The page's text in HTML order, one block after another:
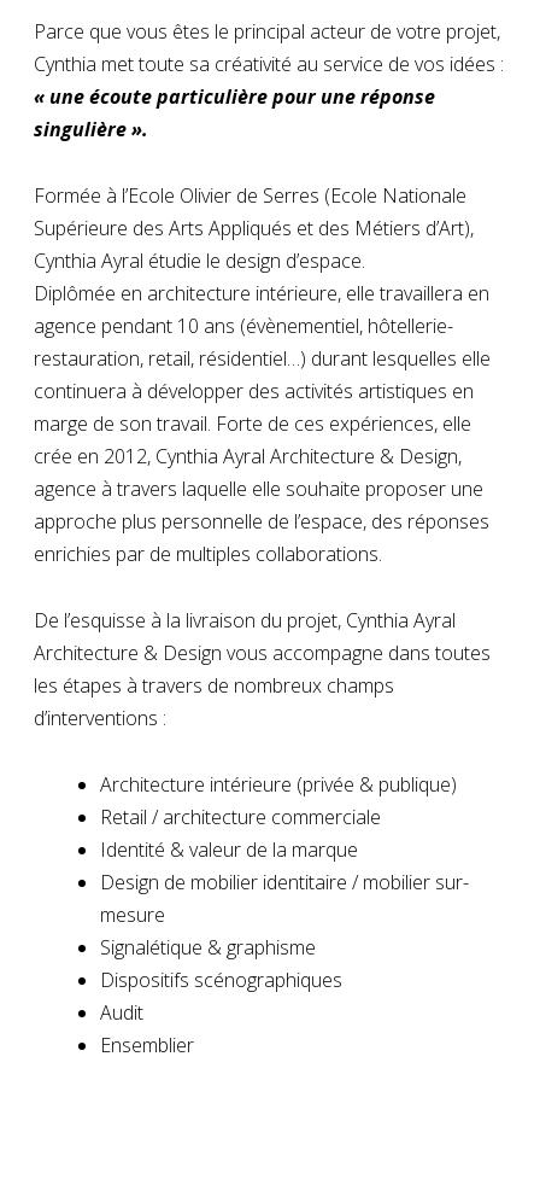
Parce que vous êtes le principal acteur de votre projet,
Cynthia met toute sa créativité au service de vos idées :
« une écoute particulière pour une réponse
singulière ».
Formée à l’Ecole Olivier de Serres (Ecole Nationale
Supérieure des Arts Appliqués et des Métiers d’Art),
Cynthia Ayral étudie le design d’espace.
Diplômée en architecture intérieure, elle travaillera en
agence pendant 10 ans (évènementiel, hôtellerie-
restauration, retail, résidentiel…) durant lesquelles elle
continuera à développer des activités artistiques en
marge de son travail. Forte de ces expériences, elle
crée en 2012, Cynthia Ayral Architecture & Design,
agence à travers laquelle elle souhaite proposer une
approche plus personnelle de l’espace, des réponses
enrichies par de multiples collaborations.
De l’esquisse à la livraison du projet, Cynthia Ayral
Architecture & Design vous accompagne dans toutes
les étapes à travers de nombreux champs
d’interventions :
Architecture intérieure (privée & publique)
Retail / architecture commerciale
Identité & valeur de la marque
Design de mobilier identitaire / mobilier sur-
mesure
Signalétique & graphisme
Dispositifs scénographiques
Audit
Ensemblier